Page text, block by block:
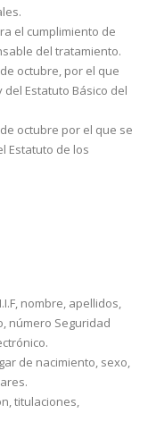
el cumplimiento de
del tratamiento.
octubre, por el que
Estatuto Básico del
octubre por el que se
Estatuto de los
nombre, apellidos,
número Seguridad
de nacimiento, sexo,
titulaciones,